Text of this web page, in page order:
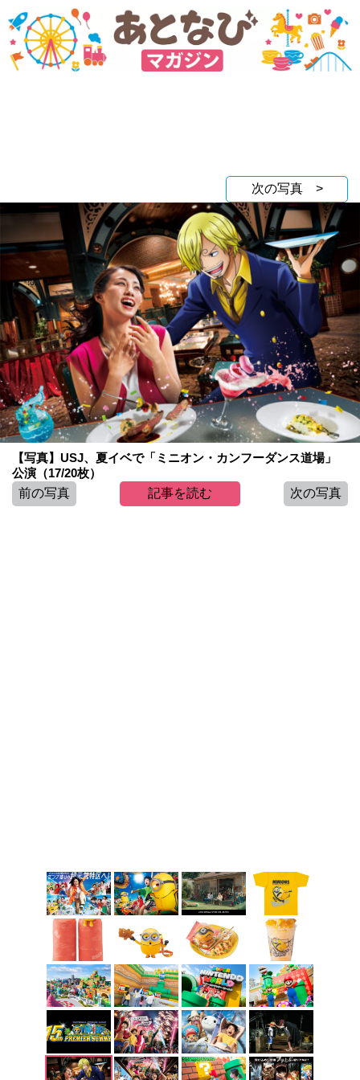
次の写真 >
【写真】USJ、夏イベで「ミニオン・カンフーダンス道場」
公演（17/20枚）
前の写真
記事を読む 次の写真